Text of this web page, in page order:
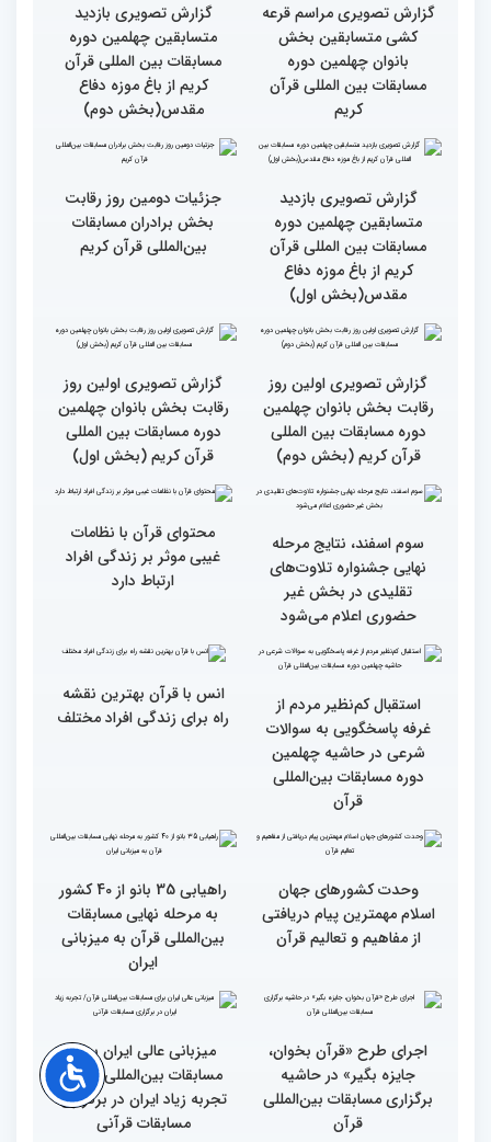
گزارش تصویری دومین روز
رقابت بخش برادران
چهلمین دوره مسابقات
بین‌المللی قرآن کریم(بخش
دوم)
گزارش تصویری دومین روز
رقابت بخش برادران
چهلمین دوره مسابقات
بین‌المللی قرآن کریم(بخش
اول)
گزارش تصویری مراسم قرعه
کشی متسابقین بخش
بانوان چهلمین دوره
مسابقات بین المللی قرآن
کریم
گزارش تصویری بازدید
کریم از باغ موزه دفاع
مقدس(بخش دوم)
گزارش تصویری بازدید
متسابقین چهلمین دوره
مسابقات بین المللی قرآن
کریم از باغ موزه دفاع
مقدس(بخش اول)
جزئیات دومین روز رقابت
بخش برادران مسابقات
بین‌المللی قرآن کریم
گزارش تصویری اولین روز
رقابت بخش بانوان چهلمین
دوره مسابقات بین المللی
قرآن کریم (بخش دوم)
رقابت بخش بانوان چهلمین
قرآن کریم (بخش اول)
سوم اسفند، نتایج مرحله
نهایی جشنواره تلاوت‌های
تقلیدی در بخش غیر
حضوری اعلام می‌شود
ارتباط دارد
استقبال کم‌نظیر مردم از
شرعی در حاشیه چهلمین
دوره مسابقات بین‌المللی
قرآن
انس با قرآن بهترین نقشه
راه برای زندگی افراد مختلف
وحدت کشورهای جهان